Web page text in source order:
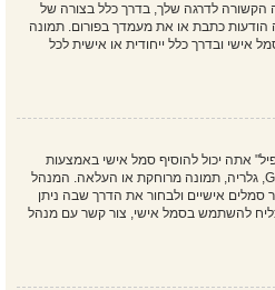
הקשורה לדרגה שלך, בדרך כלל בצורה של
הודעות כתבת או את מעמדך בפורום. תמונה
אישי ובדרך כלל ייחודית או אישית לכל
אתה יכול להוסיף סמל אישי באמצעות
אחת מארבע השיטות הבאות: Gravatar, גלריה, תמונה מרוחקת או העלאה. המנהל
סמלים אישיים ולבחור את הדרך שבה ניתן
להשתמש בסמל אישי, צור קשר עם מנהל